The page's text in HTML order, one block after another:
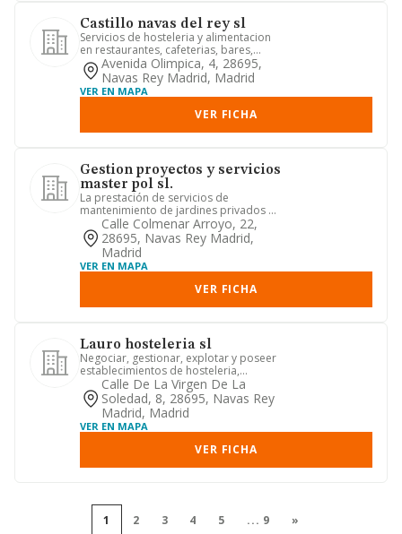
Castillo navas del rey sl
Servicios de hosteleria y alimentacion
en restaurantes, cafeterias, bares,
quioscos, cajones, barra...
Avenida Olimpica, 4, 28695,
Navas Rey Madrid, Madrid
VER EN MAPA
VER FICHA
Gestion proyectos y servicios
master pol sl.
La prestación de servicios de
mantenimiento de jardines privados y
públicos. la preparación manteni...
Calle Colmenar Arroyo, 22,
28695, Navas Rey Madrid,
Madrid
VER EN MAPA
VER FICHA
Lauro hosteleria sl
Negociar, gestionar, explotar y poseer
establecimientos de hosteleria,
asicomo instalaciones deport...
Calle De La Virgen De La
Soledad, 8, 28695, Navas Rey
Madrid, Madrid
VER EN MAPA
VER FICHA
1 2 3 4 5 ... 9 »